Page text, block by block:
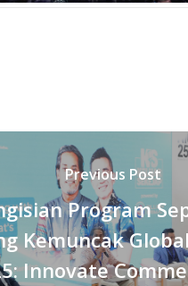
Previous Post
Program
Kemuncak
Innovate